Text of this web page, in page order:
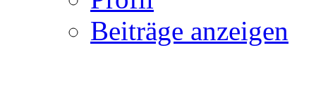
Beiträge anzeigen